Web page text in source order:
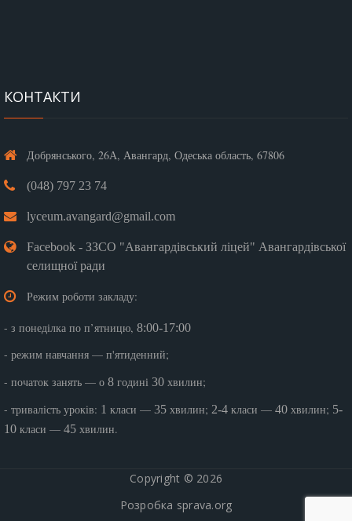
КОНТАКТИ
Добрянського, 26А, Авангард, Одеська область, 67806
(048) 797 23 74
lyceum.avangard@gmail.com
Facebook - ЗЗСО "Авангардівський ліцей" Авангардівської
селищної ради
Режим роботи закладу:
- з понеділка по п’ятницю, 8:00-17:00
- режим навчання — п'ятиденний;
- початок занять — о 8 годині 30 хвилин;
- тривалість уроків: 1 класи — 35 хвилин; 2-4 класи — 40 хвилин; 5-
10 класи — 45 хвилин.
Copyright © 2026
Розробка sprava.org